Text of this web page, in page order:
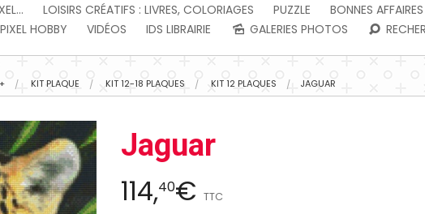
LOISIRS CRÉATIFS : LIVRES, COLORIAGES PUZZLE
BONNES
HOBBY
VIDÉOS IDS LIBRAIRIE GALERIES PHOTOS
KIT PLAQUE KIT 12-18 PLAQUES KIT 12 PLAQUES JAGUAR
Jaguar
114,40€ TTC